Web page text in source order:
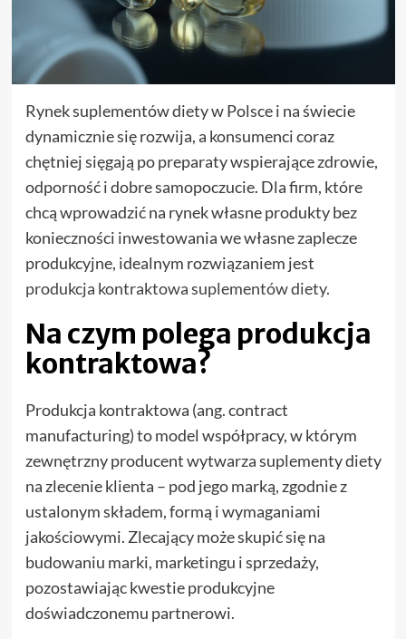
Rynek suplementów diety w Polsce i na świecie
dynamicznie się rozwija, a konsumenci coraz
chętniej sięgają po preparaty wspierające zdrowie,
odporność i dobre samopoczucie. Dla firm, które
chcą wprowadzić na rynek własne produkty bez
konieczności inwestowania we własne zaplecze
produkcyjne, idealnym rozwiązaniem jest
produkcja kontraktowa suplementów diety.
Na czym polega produkcja
kontraktowa?
Produkcja kontraktowa (ang. contract
manufacturing) to model współpracy, w którym
zewnętrzny producent wytwarza suplementy diety
na zlecenie klienta – pod jego marką, zgodnie z
ustalonym składem, formą i wymaganiami
jakościowymi. Zlecający może skupić się na
budowaniu marki, marketingu i sprzedaży,
pozostawiając kwestie produkcyjne
doświadczonemu partnerowi.